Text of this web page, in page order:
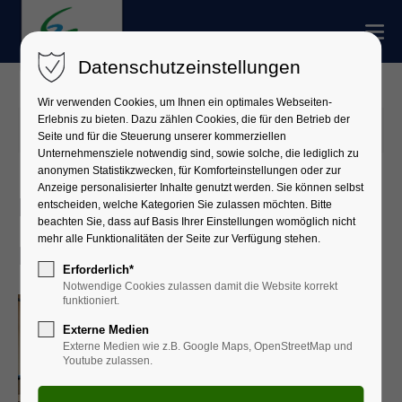
14.10.2025 17:53
Landkreis gibt Anregungen zur
Regionalplan-Fortschreibung
Datenschutzeinstellungen
Wir verwenden Cookies, um Ihnen ein optimales Webseiten-
Erlebnis zu bieten. Dazu zählen Cookies, die für den Betrieb der
Seite und für die Steuerung unserer kommerziellen
Unternehmensziele notwendig sind, sowie solche, die lediglich zu
anonymen Statistikzwecken, für Komforteinstellungen oder zur
Anzeige personalisierter Inhalte genutzt werden. Sie können selbst
entscheiden, welche Kategorien Sie zulassen möchten. Bitte
beachten Sie, dass auf Basis Ihrer Einstellungen womöglich nicht
mehr alle Funktionalitäten der Seite zur Verfügung stehen.
Erforderlich*
Notwendige Cookies zulassen damit die Website korrekt
funktioniert.
Externe Medien
Externe Medien wie z.B. Google Maps, OpenStreetMap und
Youtube zulassen.